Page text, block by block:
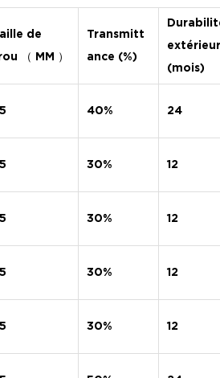
de
（ MM ）
Transmitt
ance (%)
(mois)
40% 24
30% 12
30% 12
30% 12
30% 12